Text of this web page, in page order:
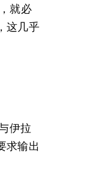
就必
这几乎
伊拉
求输出